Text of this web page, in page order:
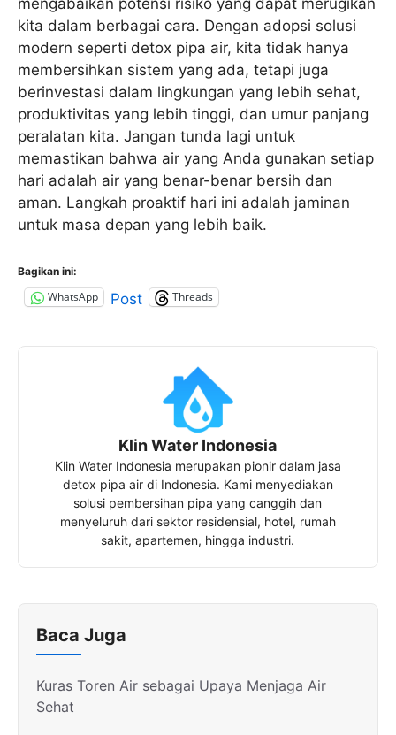
mengabaikan potensi risiko yang dapat merugikan
kita dalam berbagai cara. Dengan adopsi solusi
modern seperti detox pipa air, kita tidak hanya
membersihkan sistem yang ada, tetapi juga
berinvestasi dalam lingkungan yang lebih sehat,
produktivitas yang lebih tinggi, dan umur panjang
peralatan kita. Jangan tunda lagi untuk
memastikan bahwa air yang Anda gunakan setiap
hari adalah air yang benar-benar bersih dan
aman. Langkah proaktif hari ini adalah jaminan
untuk masa depan yang lebih baik.
Bagikan ini:
WhatsApp Post Threads
Klin Water Indonesia
Klin Water Indonesia merupakan pionir dalam jasa
detox pipa air di Indonesia. Kami menyediakan
solusi pembersihan pipa yang canggih dan
menyeluruh dari sektor residensial, hotel, rumah
sakit, apartemen, hingga industri.
Baca Juga
Kuras Toren Air sebagai Upaya Menjaga Air
Sehat